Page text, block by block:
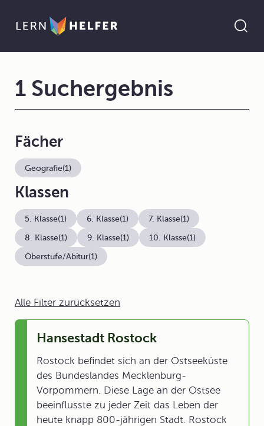
Alle Filter zurücksetzen
Hansestadt Rostock
Rostock befindet sich an der Ostseeküste
des Bundeslandes Mecklenburg-
Vorpommern. Diese Lage an der Ostsee
beeinflusste zu jeder Zeit das Leben der
heute knapp 800-jährigen Stadt. Rostock
1 Suchergebnis
Fächer
Geografie(1)
Klassen
5. Klasse(1) 6. Klasse(1) 7. Klasse(1)
8. Klasse(1) 9. Klasse(1) 10. Klasse(1)
Oberstufe/Abitur(1)